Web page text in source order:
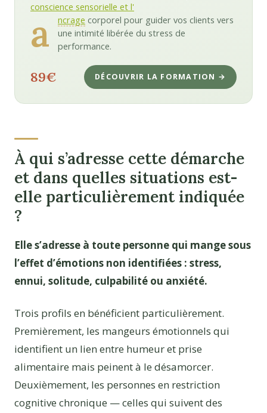
conscience sensorielle et l'
a ncrage corporel pour guider vos clients vers
une intimité libérée du stress de
performance.
89€ DÉCOUVRIR LA FORMATION →
À qui s’adresse cette démarche
et dans quelles situations est-
elle particulièrement indiquée
?
Elle s’adresse à toute personne qui mange sous
l’effet d’émotions non identifiées : stress,
ennui, solitude, culpabilité ou anxiété.
Trois profils en bénéficient particulièrement.
Premièrement, les mangeurs émotionnels qui
identifient un lien entre humeur et prise
alimentaire mais peinent à le désamorcer.
Deuxièmement, les personnes en restriction
cognitive chronique — celles qui suivent des